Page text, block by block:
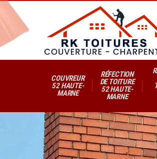
COUVREUR
52 HAUTE-
MARNE
RÉFECTION
DE TOITURE
52 HAUTE-
MARNE